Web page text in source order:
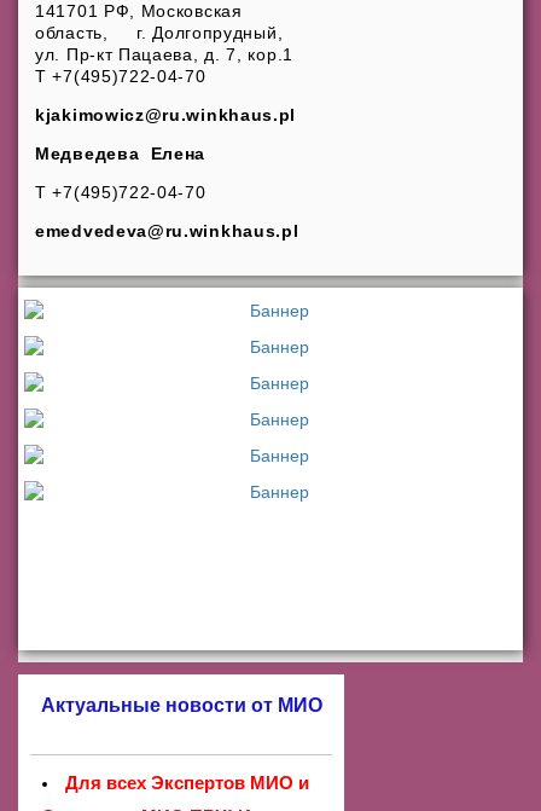
Актуальные новости от МИО
Для всех Экспертов МИО и
141701 РФ, Московская
область, г. Долгопрудный,
ул. Пр-кт Пацаева, д. 7, кор.1
T +7(495)722-04-70
kjakimowicz@ru.winkhaus.pl
Медведева Елена
T +7(495)722-04-70
emedvedeva@ru.winkhaus.pl